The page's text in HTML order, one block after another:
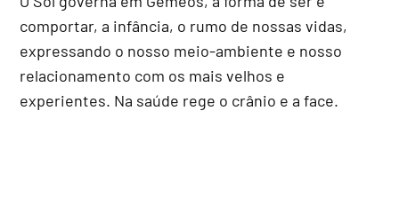
comportar, a infância, o rumo de nossas vidas,
expressando o nosso meio-ambiente e nosso
relacionamento com os mais velhos e
experientes. Na saúde rege o crânio e a face.